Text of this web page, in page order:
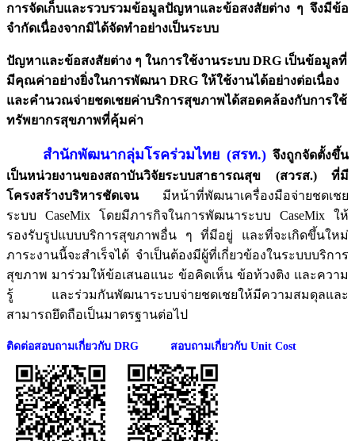
การจัดเก็บและรวบรวมข้อมูลปัญหาและข้อสงสัยต่าง ๆ จึงมีข้อ
จำกัดเนื่องจากมิได้จัดทำอย่างเป็นระบบ
ปัญหาและข้อสงสัยต่าง ๆ ในการใช้งานระบบ DRG เป็นข้อมูลที่
มีคุณค่าอย่างยิ่งในการพัฒนา DRG ให้ใช้งานได้อย่างต่อเนื่อง
และคำนวณจ่ายชดเชยค่าบริการสุขภาพได้สอดคล้องกับการใช้
ทรัพยากรสุขภาพที่คุ้มค่า
สำนักพัฒนากลุ่มโรคร่วมไทย (สรท.) จึงถูกจัดตั้งขึ้น
เป็นหน่วยงานของสถาบันวิจัยระบบสาธารณสุข (สวรส.) ที่มี
โครงสร้างบริหารชัดเจน
มีหน้าที่พัฒนาเครื่องมือจ่ายชดเชย
ระบบ CaseMix โดยมีภารกิจในการพัฒนาระบบ CaseMix ให้
รองรับรูปแบบบริการสุขภาพอื่น ๆ ที่มีอยู่ และที่จะเกิดขึ้นใหม่
ภาระงานนี้จะสำเร็จได้ จำเป็นต้องมีผู้ที่เกี่ยวข้องในระบบบริการ
สุขภาพ มาร่วมให้ข้อเสนอแนะ ข้อคิดเห็น ข้อท้วงติง และความ
รู้ และร่วมกันพัฒนาระบบจ่ายชดเชยให้มีความสมดุลและ
สามารถยึดถือเป็นมาตรฐานต่อไป
ติดต่อสอบถามเกี่ยวกับ DRG สอบถามเกี่ยวกับ Unit Cost